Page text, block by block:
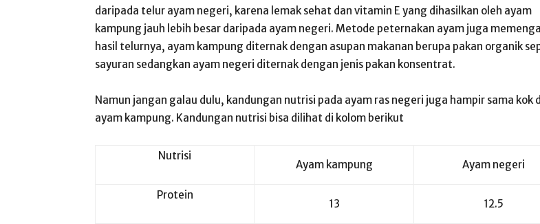
daripada telur ayam negeri, karena lemak sehat dan vitamin E yang dihasilkan oleh ayam
kampung jauh lebih besar daripada ayam negeri. Metode peternakan ayam juga
hasil telurnya, ayam kampung diternak dengan asupan makanan berupa pakan organik
sayuran sedangkan ayam negeri diternak dengan jenis pakan konsentrat.
Namun jangan galau dulu, kandungan nutrisi pada ayam ras negeri juga hampir sama kok
ayam kampung. Kandungan nutrisi bisa dilihat di kolom berikut
Nutrisi
Ayam kampung Ayam negeri
Protein
13 12.5